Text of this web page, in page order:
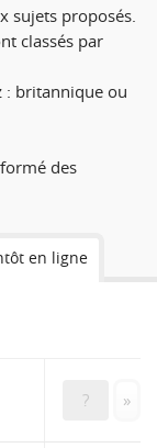
sujets proposés.
classés par
: britannique ou
des
en ligne
? »